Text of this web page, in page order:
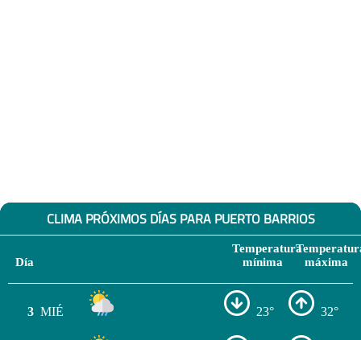
CLIMA PRÓXIMOS DÍAS PARA PUERTO BARRIOS
Día
Temperatura
mínima
máxima
3 MIÉ 23° 32°